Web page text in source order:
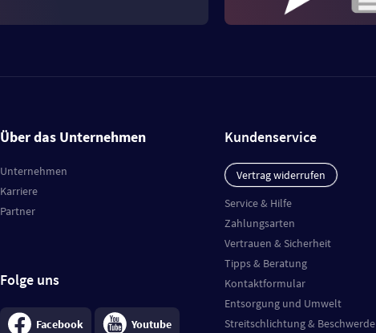
Über das Unternehmen
Unternehmen
Karriere
Partner
Folge uns
Facebook Youtube
Kundenservice
Vertrag widerrufen
Service & Hilfe
Zahlungsarten
Vertrauen & Sicherheit
Tipps & Beratung
Kontaktformular
Entsorgung und Umwelt
Streitschlichtung & Beschwerde